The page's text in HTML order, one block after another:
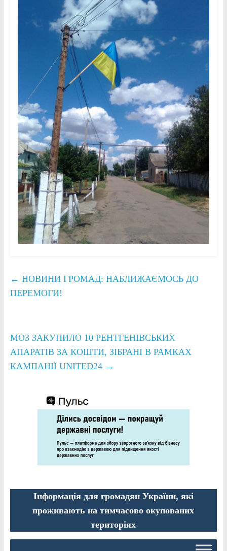
← НОВИНИ ГРОМАД: НАБЛИЖАЄМОСЬ ДО
ПЕРЕМОГИ!
МОЗ ЗАКУПИЛО 10 РЕНТГЕНІВСЬКИХ
АПАРАТІВ ЗА КОШТИ, ЗІБРАНІ В РАМКАХ
КАМПАНІЇ UNITED24 →
Інформація для громадян України, які
проживають на тимчасово окупованих
територіях